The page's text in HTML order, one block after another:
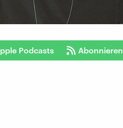
Podcasts Abonnieren